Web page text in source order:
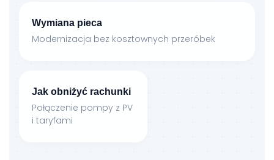
Wymiana pieca
Modernizacja bez kosztownych przeróbek
Jak obniżyć rachunki
Połączenie pompy z PV
i taryfami